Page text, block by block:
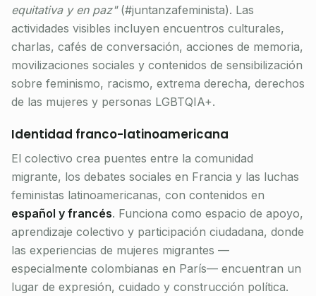
equitativa y en paz"(#juntanzafeminista). Las
actividades visibles incluyen encuentros culturales,
charlas, cafés de conversación, acciones de memoria,
movilizaciones sociales y contenidos de sensibilización
sobre feminismo, racismo, extrema derecha, derechos
de las mujeres y personas LGBTQIA+.
Identidad franco-latinoamericana
El colectivo crea puentes entre la comunidad
migrante, los debates sociales en Francia y las luchas
feministas latinoamericanas, con contenidos en
español y francés. Funciona como espacio de apoyo,
aprendizaje colectivo y participación ciudadana, donde
las experiencias de mujeres migrantes —
especialmente colombianas en París— encuentran un
lugar de expresión, cuidado y construcción política.